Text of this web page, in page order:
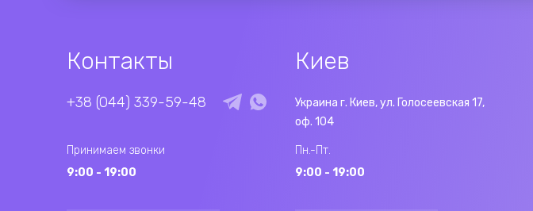
Контакты
+38 (044) 339-59-48
Принимаем звонки
9:00 - 19:00
Киев
Украина г. Киев, ул. Голосеевская 17,
оф. 104
Пн.-Пт.
9:00 - 19:00